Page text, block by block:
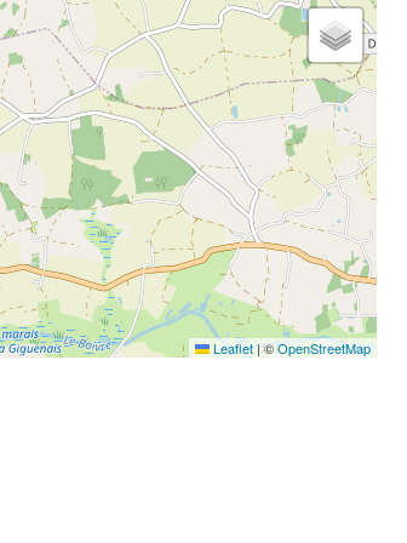
Leaflet | ©OpenStreetMap